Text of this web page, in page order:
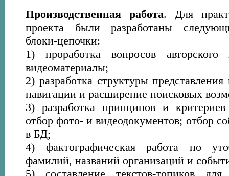
Производственная работа. Для
проекта были разработаны
блоки-цепочки:
1) проработка вопросов
видеоматериалы;
2) разработка структуры представления
навигации и расширение поисковых
3) разработка принципов и
отбор фото- и видеодокументов; отбор
в БД;
4) фактографическая работа по
фамилий, названий организаций и